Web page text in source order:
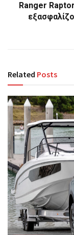
Ranger
Related Posts